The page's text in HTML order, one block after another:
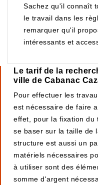
Sachez qu'il connaît
le travail dans les
remarquer qu'il
intéressants et
Le tarif de la
ville de Cabanac
Pour effectuer les
est nécessaire de faire
effet, pour la fixation du
se baser sur la taille de
structure est aussi un
matériels nécessaires
à utiliser sont des
somme d'argent